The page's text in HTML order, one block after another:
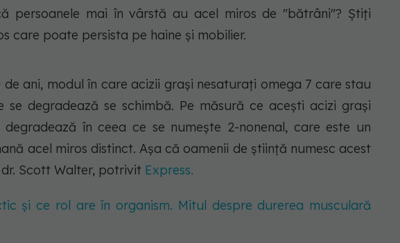
persoanele mai în vârstă au acel miros de "bătrâni"? Știți
care poate persista pe haine și mobilier.
ani, modul în care acizii grași nesaturați omega 7 care stau
se degradează se schimbă. Pe măsură ce acești acizi grași
în ceea ce se numește 2-nonenal, care este un
acel miros distinct. Așa că oamenii de știință numesc acest
Scott Walter, potrivit Express.
și ce rol are în organism. Mitul despre durerea musculară